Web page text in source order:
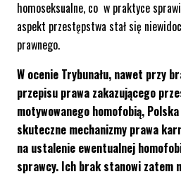
homoseksualne, co w praktyce
aspekt przestępstwa stał się
prawnego.
W ocenie Trybunału, nawet przy
przepisu prawa zakazującego
motywowanego homofobią,
skuteczne mechanizmy prawa
na ustalenie ewentualnej
sprawcy. Ich brak stanowi zatem